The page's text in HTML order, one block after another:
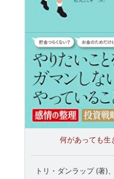
何があっても
トリ・ダンラップ (著)